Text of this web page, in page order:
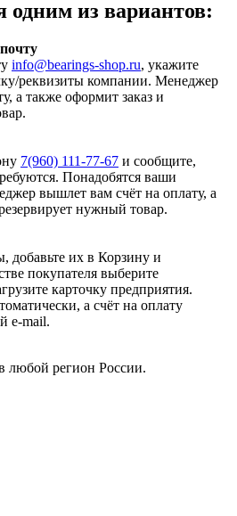
одним из вариантов:
info@bearings-shop.ru, укажите
реквизиты компании. Менеджер
а также оформит заказ и
7(960) 111-77-67 и сообщите,
Понадобятся ваши
вышлет вам счёт на оплату, а
нужный товар.
добавьте их в Корзину и
покупателя выберите
карточку предприятия.
а счёт на оплату
e-mail.
любой регион России.